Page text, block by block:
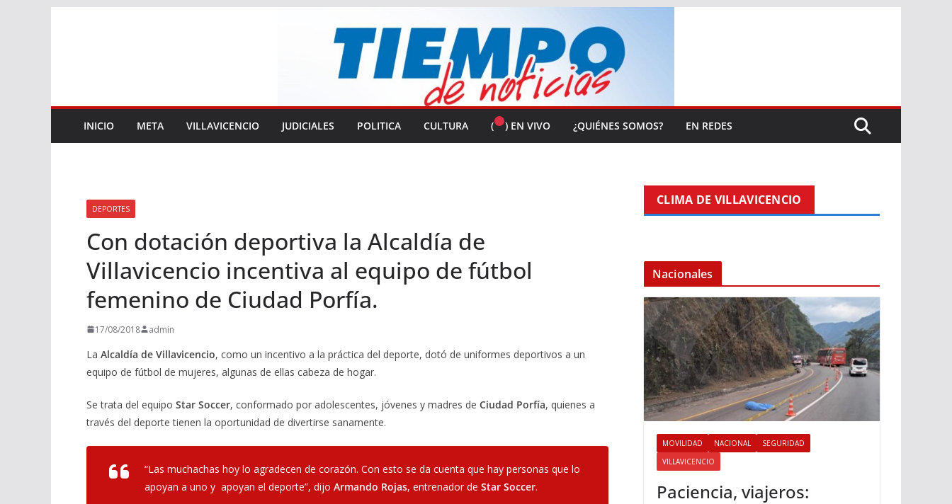
INICIO META VILLAVICENCIO JUDICIALES POLITICA CULTURA ( ) EN VIVO ¿QUIÉNES SOMOS? EN REDES
DEPORTES
Con dotación deportiva la Alcaldía de
Villavicencio incentiva al equipo de fútbol
femenino de Ciudad Porfía.
17/08/2018 admin
La Alcaldía de Villavicencio, como un incentivo a la práctica del deporte, dotó de uniformes deportivos a un
equipo de fútbol de mujeres, algunas de ellas cabeza de hogar.
Se trata del equipo Star Soccer, conformado por adolescentes, jóvenes y madres de Ciudad Porfía, quienes a
través del deporte tienen la oportunidad de divertirse sanamente.
“Las muchachas hoy lo agradecen de corazón. Con esto se da cuenta que hay personas que lo
apoyan a uno y apoyan el deporte”, dijo Armando Rojas, entrenador de Star Soccer.
CLIMA DE VILLAVICENCIO
Nacionales
MOVILIDAD NACIONAL
SEGURIDAD
VILLAVICENCIO
Paciencia, viajeros: